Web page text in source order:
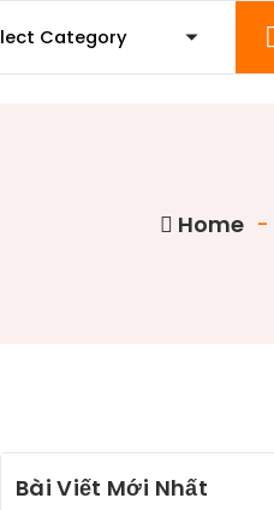
Home -
Bài Viết Mới Nhất